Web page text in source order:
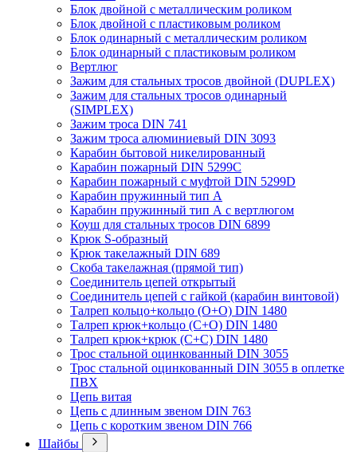
Блок двойной с металлическим роликом
Блок двойной с пластиковым роликом
Блок одинарный с металлическим роликом
Блок одинарный с пластиковым роликом
Вертлюг
Зажим для стальных тросов двойной (DUPLEX)
Зажим для стальных тросов одинарный
(SIMPLEX)
Зажим троса DIN 741
Зажим троса алюминиевый DIN 3093
Карабин бытовой никелированный
Карабин пожарный DIN 5299C
Карабин пожарный с муфтой DIN 5299D
Карабин пружинный тип А
Карабин пружинный тип А с вертлюгом
Коуш для стальных тросов DIN 6899
Крюк S-образный
Крюк такелажный DIN 689
Скоба такелажная (прямой тип)
Соединитель цепей открытый
Соединитель цепей с гайкой (карабин винтовой)
Талреп кольцо+кольцо (О+О) DIN 1480
Талреп крюк+кольцо (С+О) DIN 1480
Талреп крюк+крюк (С+С) DIN 1480
Трос стальной оцинкованный DIN 3055
Трос стальной оцинкованный DIN 3055 в оплетке
ПВХ
Цепь витая
Цепь с длинным звеном DIN 763
Цепь с коротким звеном DIN 766
Шайбы